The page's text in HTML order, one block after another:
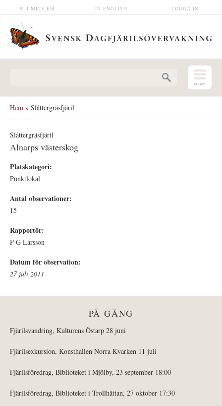
Hoppa till huvudinnehåll LOGGA IN
IN ENGLISH
BLI MEDLEM
Hem » Slåttergräsfjäril
Slåttergräsfjäril
Alnarps västerskog
Platskategori:
Punktlokal
Antal observationer:
15
Rapportör:
P-G Larsson
Datum för observation:
27 juli 2011
PÅ GÅNG
Fjärilsvandring, Kulturens Östarp 28 juni
Fjärilsexkursion, Konsthallen Norra Kvarken 11 juli
Fjärilsföredrag, Biblioteket i Mjölby, 23 september 18:00
Fjärilsföredrag, Biblioteket i Trollhättan, 27 oktober 17:30